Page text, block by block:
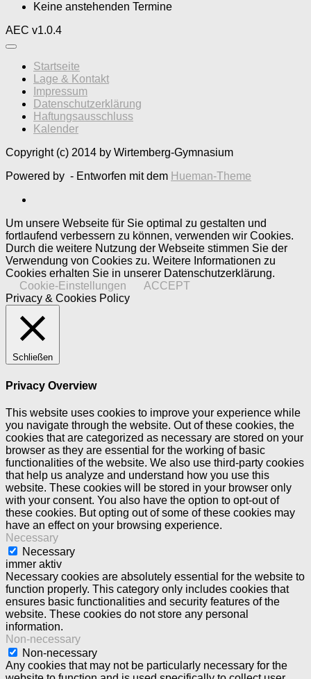
Keine anstehenden Termine
AEC v1.0.4
Startseite
Lage & Kontakt
Impressum
Datenschutzerklärung
Haftungsausschluss
Kalender
Copyright (c) 2014 by Wirtemberg-Gymnasium
Powered by - Entworfen mit dem Hueman-Theme
Um unsere Webseite für Sie optimal zu gestalten und
fortlaufend verbessern zu können, verwenden wir Cookies.
Durch die weitere Nutzung der Webseite stimmen Sie der
Verwendung von Cookies zu. Weitere Informationen zu
Cookies erhalten Sie in unserer Datenschutzerklärung.
Cookie-Einstellungen
ACCEPT
Privacy & Cookies Policy
Schließen
Privacy Overview
This website uses cookies to improve your experience while
you navigate through the website. Out of these cookies, the
cookies that are categorized as necessary are stored on your
browser as they are essential for the working of basic
functionalities of the website. We also use third-party cookies
that help us analyze and understand how you use this
website. These cookies will be stored in your browser only
with your consent. You also have the option to opt-out of
these cookies. But opting out of some of these cookies may
have an effect on your browsing experience.
Necessary
Necessary
immer aktiv
Necessary cookies are absolutely essential for the website to
function properly. This category only includes cookies that
ensures basic functionalities and security features of the
website. These cookies do not store any personal
information.
Non-necessary
Non-necessary
Any cookies that may not be particularly necessary for the